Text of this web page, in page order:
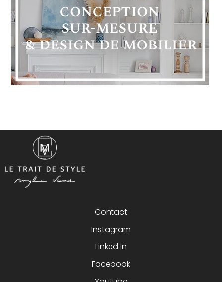
Contact
Instagram
Linked In
Facebook